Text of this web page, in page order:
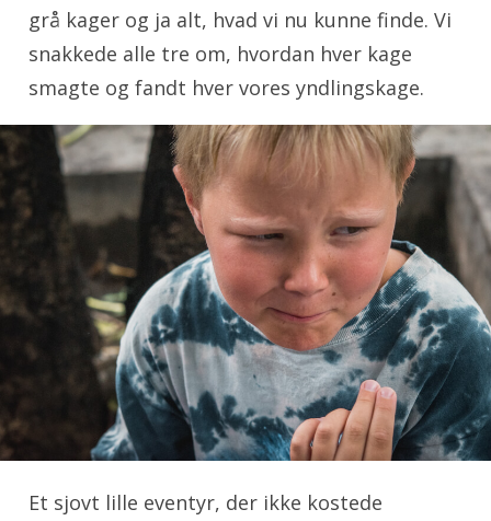
grå kager og ja alt, hvad vi nu kunne finde. Vi
snakkede alle tre om, hvordan hver kage
smagte og fandt hver vores yndlingskage.
Et sjovt lille eventyr, der ikke kostede